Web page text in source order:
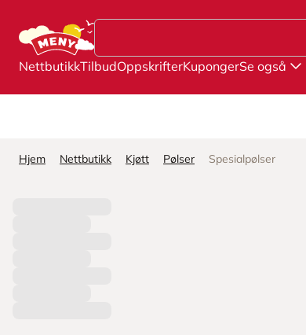
NettbutikkTilbudOppskrifterKupongerSe også
Hjem Nettbutikk Kjøtt Pølser Spesialpølser